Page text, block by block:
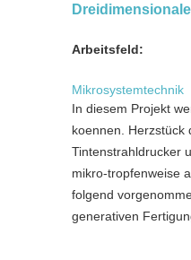
Arbeitsfeld:
Mikrosystemtechnik
In diesem Projekt
koennen. Herzstück
Tintenstrahldrucker
mikro-tropfenweise
folgend
generativen